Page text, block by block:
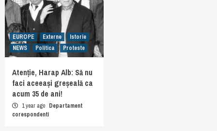
EUROPE Externe
Istorie
NEWS
Politica Proteste
Atenție, Harap Alb: Să nu
faci aceeași greșeală ca
acum 35 de ani!
1 year ago Departament
corespondenti